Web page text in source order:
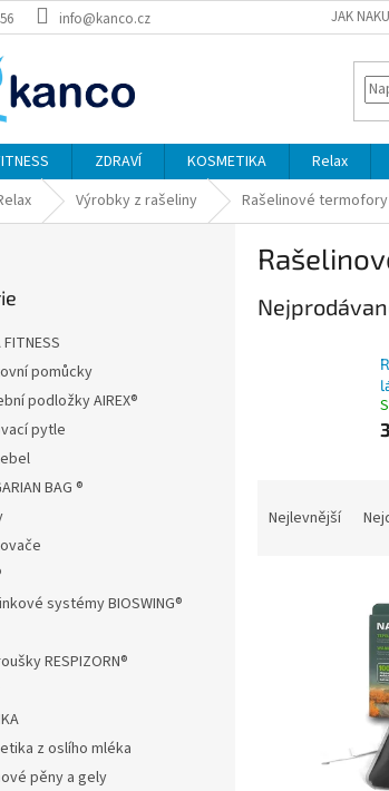
info@kanco.cz JAK
ZDRAVÍ KOSMETIKA Relax
Výrobky z rašeliny Rašelinové termofory
FITNESS
pomůcky
podložky AIREX®
pytle
BAG ®
systémy BIOSWING®
RESPIZORN®
z oslího mléka
pěny a gely
Nejlevnější